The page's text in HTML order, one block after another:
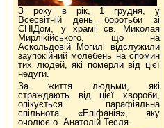
З року в рік, 1 грудня, у
Всесвітній день боротьби зі
СНІДом, у храмі св. Миколая
Мирлікійського, що на
Аскольдовій Могилі відслужили
заупокійний молебень на спомин
тих людей, які померли від цієї
недуги.
За життя людьми, які
страждають від цієї хвороби,
опікується парафіяльна
спільнота «Епіфанія», яку
очолює о. Анатолій Тесля.